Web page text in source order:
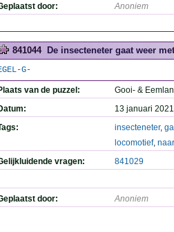
door: Anoniem
841044 De insecteneter gaat weer
G-
van de puzzel:
Gooi- &
13 januari
insecteneter,
locomotief, naar
vragen:
841029
door: Anoniem